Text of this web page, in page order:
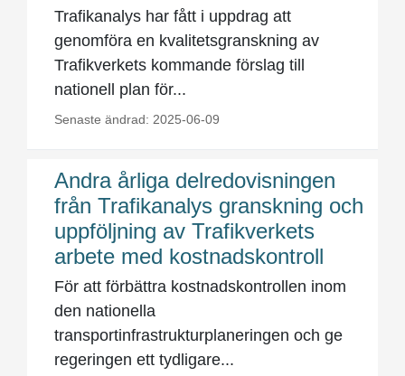
Trafikanalys har fått i uppdrag att
genomföra en kvalitetsgranskning av
Trafikverkets kommande förslag till
nationell plan för...
Senaste ändrad: 2025-06-09
Andra årliga delredovisningen
från Trafikanalys granskning och
uppföljning av Trafikverkets
arbete med kostnadskontroll
För att förbättra kostnadskontrollen inom
den nationella
transportinfrastrukturplaneringen och ge
regeringen ett tydligare...